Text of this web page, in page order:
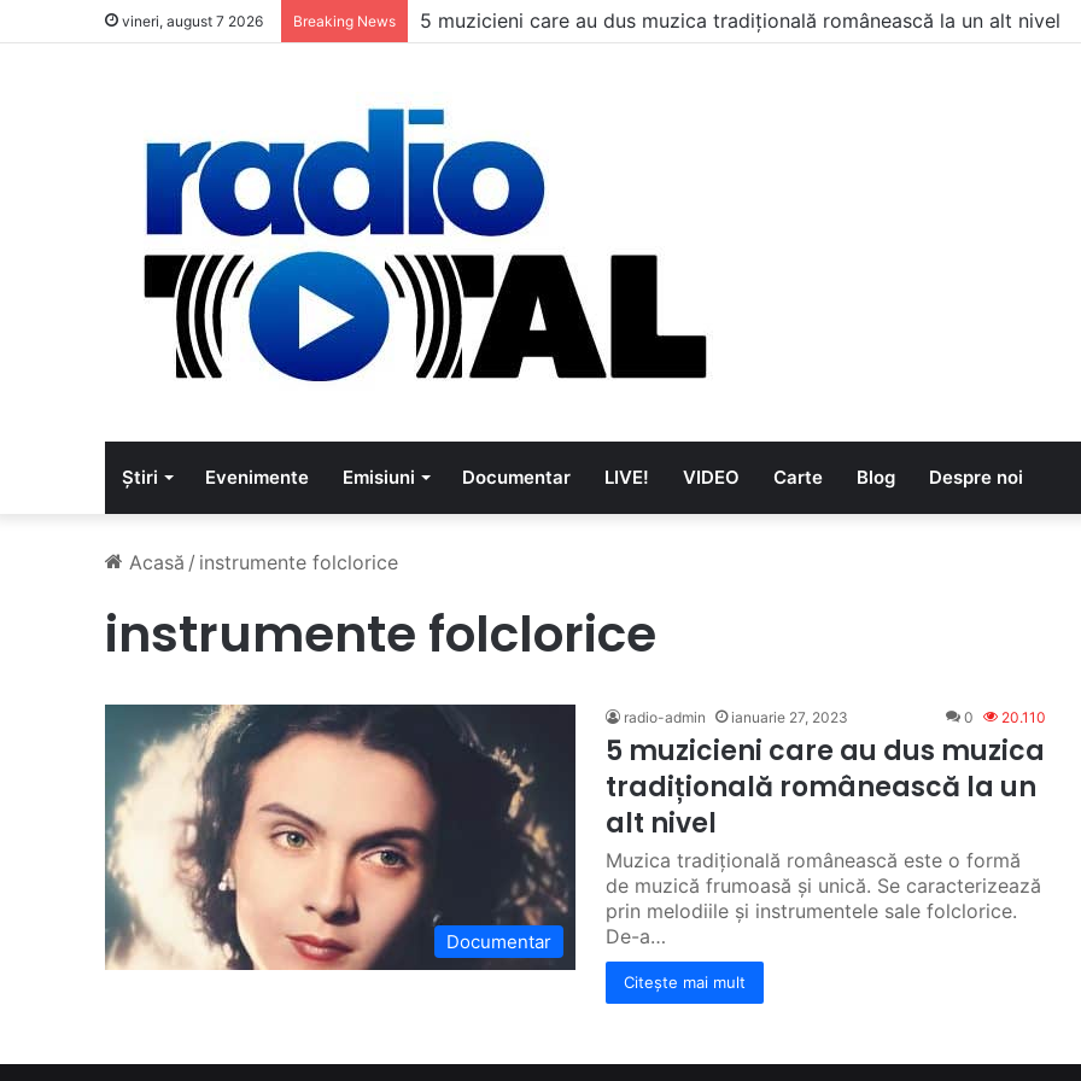
vineri, august 7 2026 Breaking News 5 muzicieni care au dus muzica tradițională românească la un alt nivel
Știri Evenimente Emisiuni Documentar LIVE! VIDEO Carte Blog Despre noi
Acasă / instrumente folclorice
instrumente folclorice
Documentar
radio-admin ianuarie 27, 2023 0 20.110
5 muzicieni care au dus muzica
tradițională românească la un
alt nivel
Muzica tradițională românească este o formă
de muzică frumoasă și unică. Se caracterizează
prin melodiile și instrumentele sale folclorice.
De-a…
Citește mai mult